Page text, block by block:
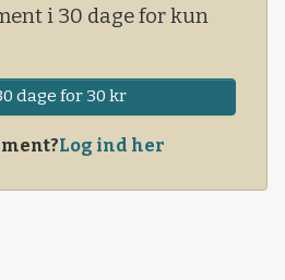
i 30 dage for kun
dage for 30 kr
Log ind her